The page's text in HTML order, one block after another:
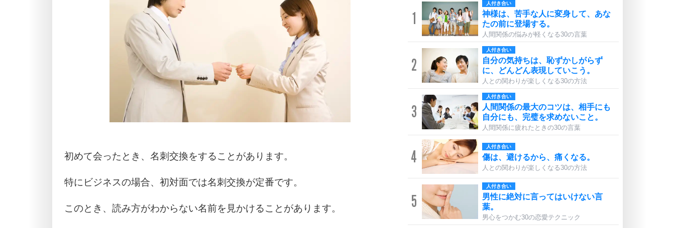
初めて会ったとき、名刺交換をすることがあります。
特にビジネスの場合、初対面では名刺交換が定番です。
このとき、読み方がわからない名前を見かけることがあります。
1
人付き合い
神様は、苦手な人に変身して、あな
たの前に登場する。
人間関係の悩みが軽くなる30の言葉
2
人付き合い
自分の気持ちは、恥ずかしがらず
に、どんどん表現していこう。
人との関わりが楽しくなる30の方法
3
人付き合い
人間関係の最大のコツは、相手にも
自分にも、完璧を求めないこと。
人間関係に疲れたときの30の言葉
4
人付き合い
傷は、避けるから、痛くなる。
人との関わりが楽しくなる30の方法
5
人付き合い
男性に絶対に言ってはいけない言
葉。
男心をつかむ30の恋愛テクニック